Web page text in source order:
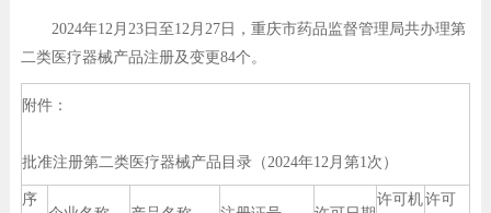
2024年12月23日至12月27日，重庆市药品监督管理局共办理第
二类医疗器械产品注册及变更84个。
附件：
批准注册第二类医疗器械产品目录（2024年12月第1次）
序
许可机许可